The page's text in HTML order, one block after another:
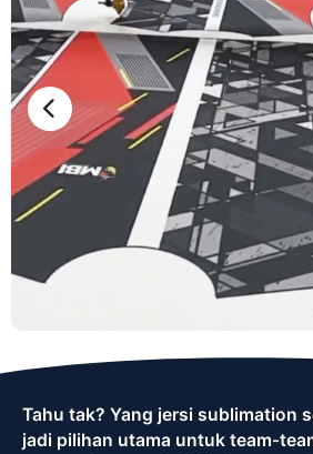
Tahu tak? Yang jersi sublimation
jadi pilihan utama untuk team-